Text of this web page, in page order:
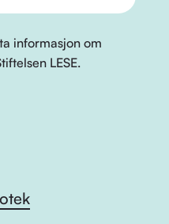
informasjon om
LESE.